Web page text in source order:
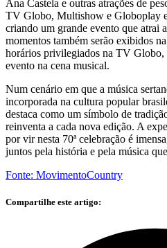
Ana Castela e outras atrações de
TV Globo, Multishow e Globoplay
criando um grande evento que atrai
momentos também serão exibidos
horários privilegiados na TV Globo,
evento na cena musical.
Num cenário em que a música
incorporada na cultura popular
destaca como um símbolo de
reinventa a cada nova edição. A
por vir nesta 70ª celebração é
juntos pela história e pela música
Fonte: MovimentoCountry
Compartilhe este artigo: